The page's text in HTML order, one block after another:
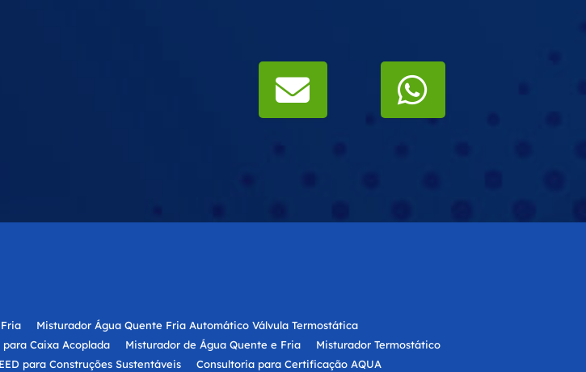
Misturador Água Quente Fria Automático Válvula Termostática
Caixa Acoplada Misturador de Água Quente e Fria
Misturador Termostático
para Construções Sustentáveis
Consultoria para Certificação AQUA